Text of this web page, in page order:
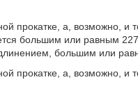
прокатке, а, возможно, и
большим или равным
большим или
прокатке, а, возможно, и